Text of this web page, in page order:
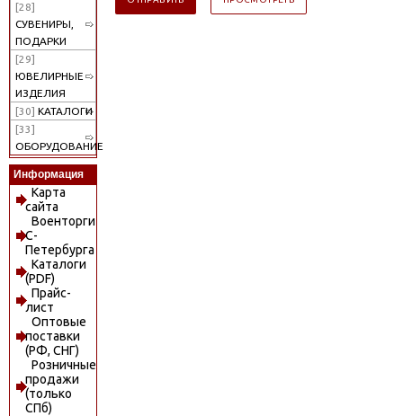
[28]
СУВЕНИРЫ,
ПОДАРКИ
[29]
ЮВЕЛИРНЫЕ
ИЗДЕЛИЯ
[30] КАТАЛОГИ
[33]
ОБОРУДОВАНИЕ
Информация
Карта
сайта
Военторги
С-
Петербурга
Каталоги
(PDF)
Прайс-
лист
Оптовые
поставки
(РФ, СНГ)
Розничные
продажи
(только
СПб)